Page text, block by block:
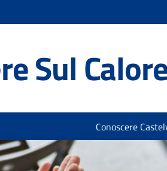
Sul
Conoscere